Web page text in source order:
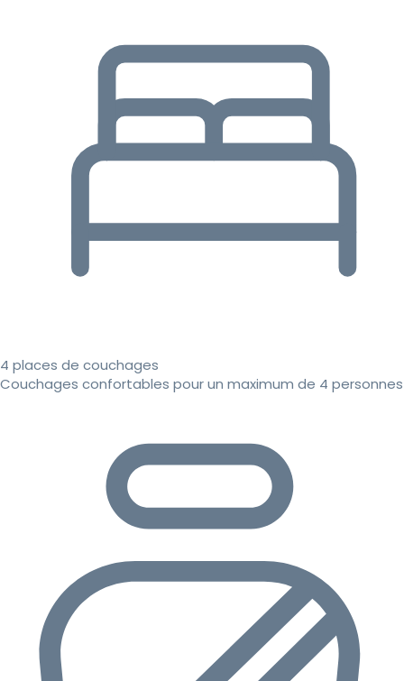
4 places de couchages
Couchages confortables pour un maximum de 4 personnes